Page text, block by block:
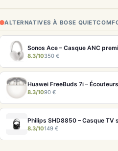
ALTERNATIVES À BOSE
Sonos Ace – Casque ANC
8.3/10350 €
Huawei FreeBuds 7i –
8.3/1090 €
Philips SHD8850 – Casque
8.3/10149 €